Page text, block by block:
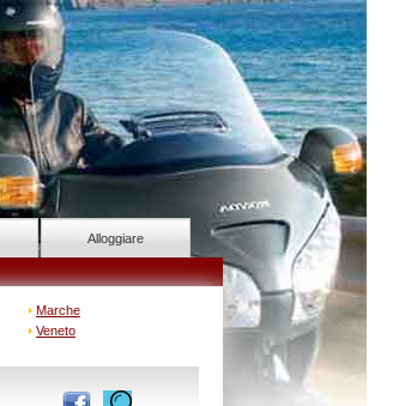
Alloggiare
Marche
Veneto